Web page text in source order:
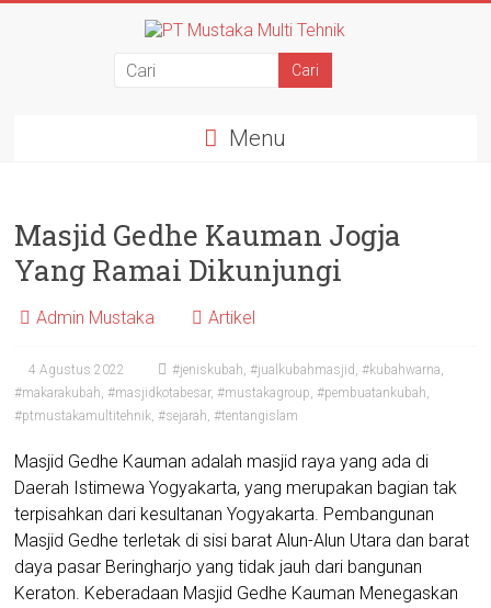
Menu
Masjid Gedhe Kauman Jogja
Yang Ramai Dikunjungi
Admin Mustaka Artikel
4 Agustus 2022 #jeniskubah,#jualkubahmasjid ,#kubahwarna,
#makarakubah,#masjidkotabesar,#mustakagroup,#pembuatankubah,
#ptmustakamultitehnik,#sejarah,#tentangislam
Masjid Gedhe Kauman adalah masjid raya yang ada di
Daerah Istimewa Yogyakarta, yang merupakan bagian tak
terpisahkan dari kesultanan Yogyakarta. Pembangunan
Masjid Gedhe terletak di sisi barat Alun-Alun Utara dan barat
daya pasar Beringharjo yang tidak jauh dari bangunan
Keraton. Keberadaan Masjid Gedhe Kauman Menegaskan